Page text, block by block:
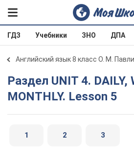
ГДЗ Учебники ЗНО ДПА
Английский язык 8 класс О. М.
Раздел UNIT 4. DAILY, WEEKLY,
MONTHLY. Lesson 5
1 2 3